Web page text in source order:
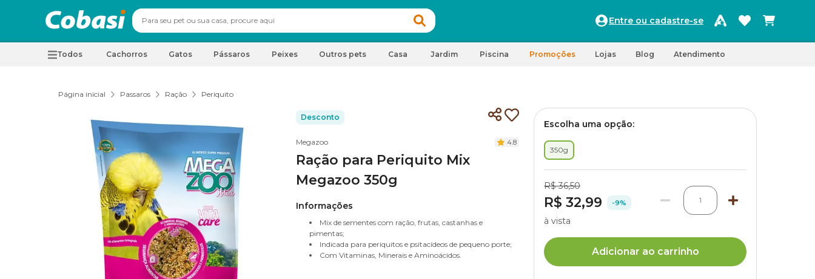
Entre ou cadastre-se
Todos Cachorros Gatos Pássaros Peixes Outros pets Casa Jardim Piscina Promoções Lojas Blog Atendimento
Página inicial Passaros Ração Periquito
Desconto
Megazoo 4.8
Ração para Periquito Mix
Megazoo 350g
Informações
Mix de sementes com ração, frutas, castanhas e
pimentas;
Indicada para periquitos e psitacídeos de pequeno porte;
Com Vitaminas, Minerais e Aminoácidos.
Escolha uma opção:
350g
R$ 36,50
R$ 32,99 -9% 1
à vista
Adicionar ao carrinho